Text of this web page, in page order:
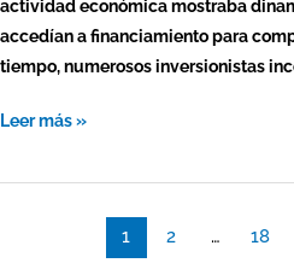
actividad económica mostraba
accedían a financiamiento para
tiempo, numerosos inversionistas
Leer más »
1 2 … 18